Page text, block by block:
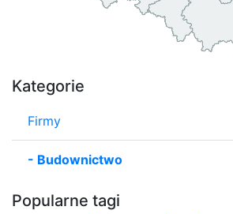
Kategorie
Firmy
- Budownictwo
Popularne tagi